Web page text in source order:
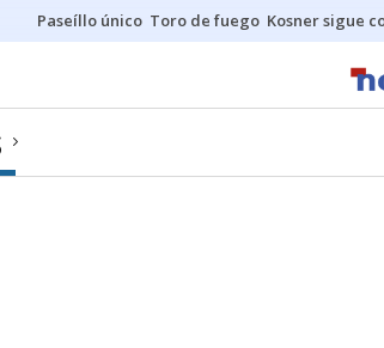
Paseíllo único Toro de fuego Kosner sigue